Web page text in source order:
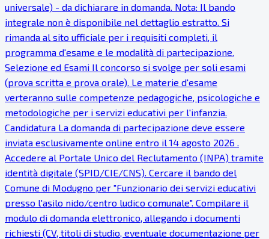
universale) - da dichiarare in domanda. Nota: Il bando
integrale non è disponibile nel dettaglio estratto. Si
rimanda al sito ufficiale per i requisiti completi, il
programma d'esame e le modalità di partecipazione.
Selezione ed Esami Il concorso si svolge per soli esami
(prova scritta e prova orale). Le materie d'esame
verteranno sulle competenze pedagogiche, psicologiche e
metodologiche per i servizi educativi per l'infanzia.
Candidatura La domanda di partecipazione deve essere
inviata esclusivamente online entro il 14 agosto 2026 .
Accedere al Portale Unico del Reclutamento (INPA) tramite
identità digitale (SPID/CIE/CNS). Cercare il bando del
Comune di Modugno per "Funzionario dei servizi educativi
presso l'asilo nido/centro ludico comunale". Compilare il
modulo di domanda elettronico, allegando i documenti
richiesti (CV, titoli di studio, eventuale documentazione per